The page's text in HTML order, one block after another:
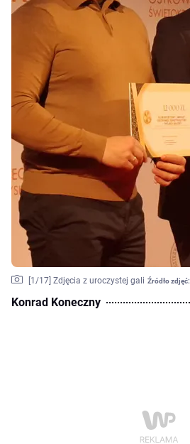
1 /17] Zdjęcia z uroczystej gali Źródło zdjęć:
Konrad Koneczny